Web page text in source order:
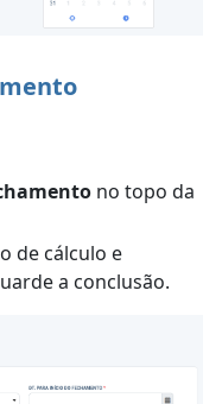
no topo da
de cálculo e
a conclusão.